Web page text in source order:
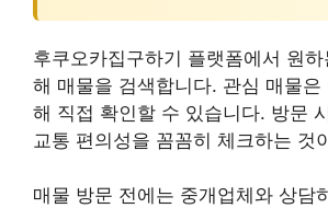
후쿠오카집구하기 플랫폼에서 원
해 매물을 검색합니다. 관심 매물은
해 직접 확인할 수 있습니다. 방문
교통 편의성을 꼼꼼히 체크하는 것
매물 방문 전에는 중개업체와 상담